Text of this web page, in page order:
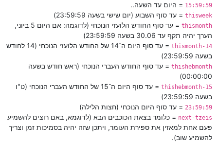
15:59:59 = היום עד השעה..
thisweek = עד סוף השבוע (יום שישי בשעה 23:59:59)
thismonth
= עד סוף החודש הלועזי הנוכחי (לדוגמה: אם היום 5 ביוני,
הערך יהיה תקף עד 30.06 בשעה 23:59:59)
thismonth-14
= עד סוף היום ה־14 של החודש הלועזי הנוכחי (14 לחודש
בשעה 23:59:59)
thishebmonth = עד סוף החודש העברי הנוכחי (ראש חודש בשעה
00:00:00)
thishebmonth-15
= עד סוף היום ה־15 של החודש העברי הנוכחי (ט"ו
בשעה 23:59:59)
23:59:59 = עד סוף היום הנוכחי (חצות הלילה)
next-tzeis = כלומר בצאת הכוכבים הבא (לדוגמא, באם רוצים להשמיע
פעם אחת למאזין את ספירת העומר, ויתכן שזה יהיה בסמיכות זמן וצריך
להשמיע שוב).